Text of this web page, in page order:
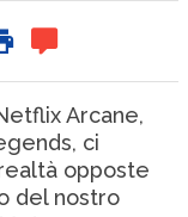
Arcane,
ci
opposte
del nostro